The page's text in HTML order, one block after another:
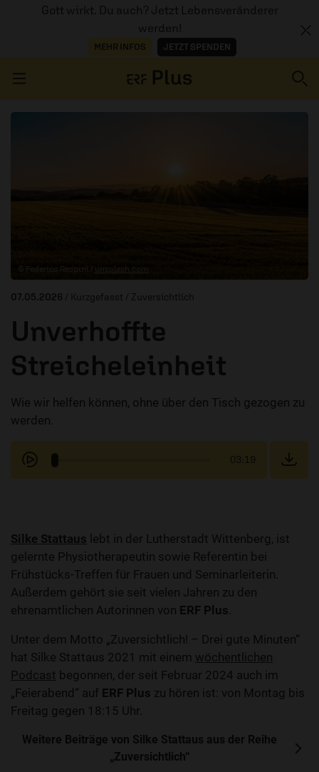
Gott wirkt. Du auch? Jetzt Lebensveränderer
werden!
MEHR INFOS JETZT SPENDEN
© Federico Respini /
07.05.2026 / Kurzgefasst / Zuversichtlich
Unverhoffte
Streicheleinheit
Wie wir helfen können, ohne über den Tisch gezogen zu
werden.
03:19
Silke Stattaus lebt in der Lutherstadt Wittenberg, ist
gelernte Physiotherapeutin sowie Referentin bei
Frühstücks-Treffen für Frauen und Seminarleiterin.
Außerdem gehört sie seit vielen Jahren zu den
ehrenamtlichen Autorinnen von ERF Plus
Unter dem Motto „Zuversichtlich! – Drei gute Minuten“
hat Silke Stattaus 2021 mit einem wöchentlichen
Podcast begonnen, der seit Februar 2024 auch im
„Feierabend“ auf ERF Plus zu hören ist: von Montag bis
Freitag gegen 18:15 Uhr.
Weitere Beiträge von Silke Stattaus aus der Reihe
„Zuversichtlich“